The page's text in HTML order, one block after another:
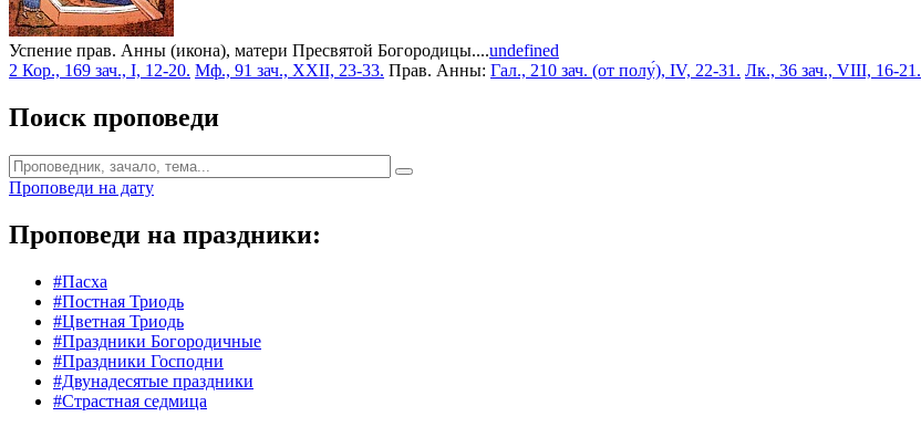
Успение прав. Анны (икона), матери Пресвятой Богородицы....undefined
2 Кор., 169 зач., I, 12-20. Мф., 91 зач., XXII, 23-33. Прав. Анны: Гал., 210 зач. (от полу́), IV, 22-31. Лк., 36 зач., VIII, 16-21.
Поиск проповеди
Проповеди на дату
Проповеди на праздники:
#Пасха
#Постная Триодь
#Цветная Триодь
#Праздники Богородичные
#Праздники Господни
#Двунадесятые праздники
#Страстная седмица